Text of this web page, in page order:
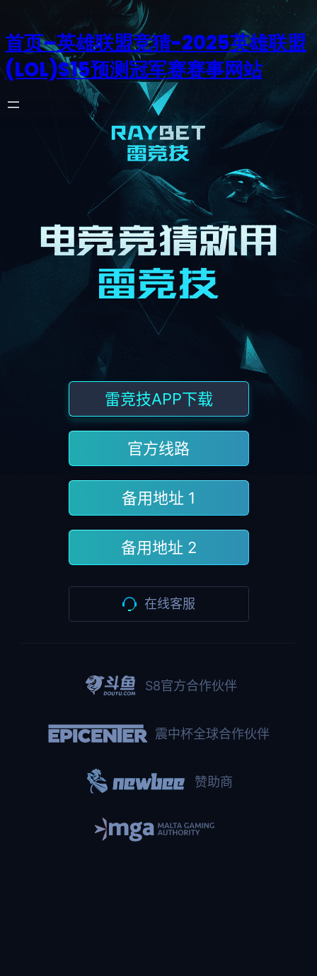
首页–英雄联盟竞猜-2025英雄联盟
(LOL)S15预测冠军赛赛事网站